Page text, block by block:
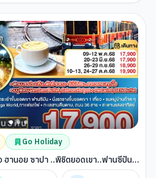
Go Holiday
ฮานอย ซาปา ..พิชิตยอดเขา..ฟานซีปัน 4
เชีย (FD) ** พักโรงแรม ระดับ 4 ดาว **